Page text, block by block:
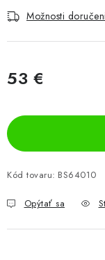
Možnosti
53 €
Kód tovaru: BS64010
Opýtať sa